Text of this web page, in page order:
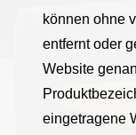
können ohne
entfernt oder
Website
eingetragene